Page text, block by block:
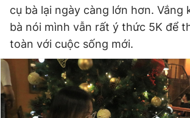
cụ bà lại ngày càng lớn hơn. Vắng
bà nói mình vẫn rất ý thức 5K để
toàn với cuộc sống mới.